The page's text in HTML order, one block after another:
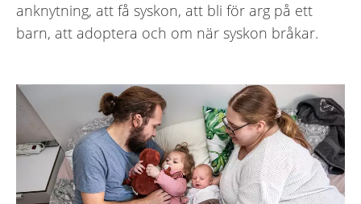
anknytning, att få syskon, att bli för arg på ett
barn, att adoptera och om när syskon bråkar.